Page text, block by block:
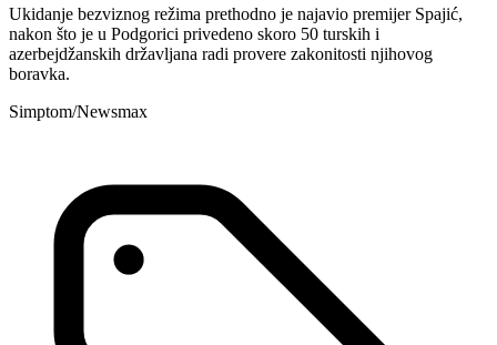
Ukidanje bezviznog režima prethodno je najavio premijer Spajić,
nakon što je u Podgorici privedeno skoro 50 turskih i
azerbejdžanskih državljana radi provere zakonitosti njihovog
boravka.
Simptom/Newsmax